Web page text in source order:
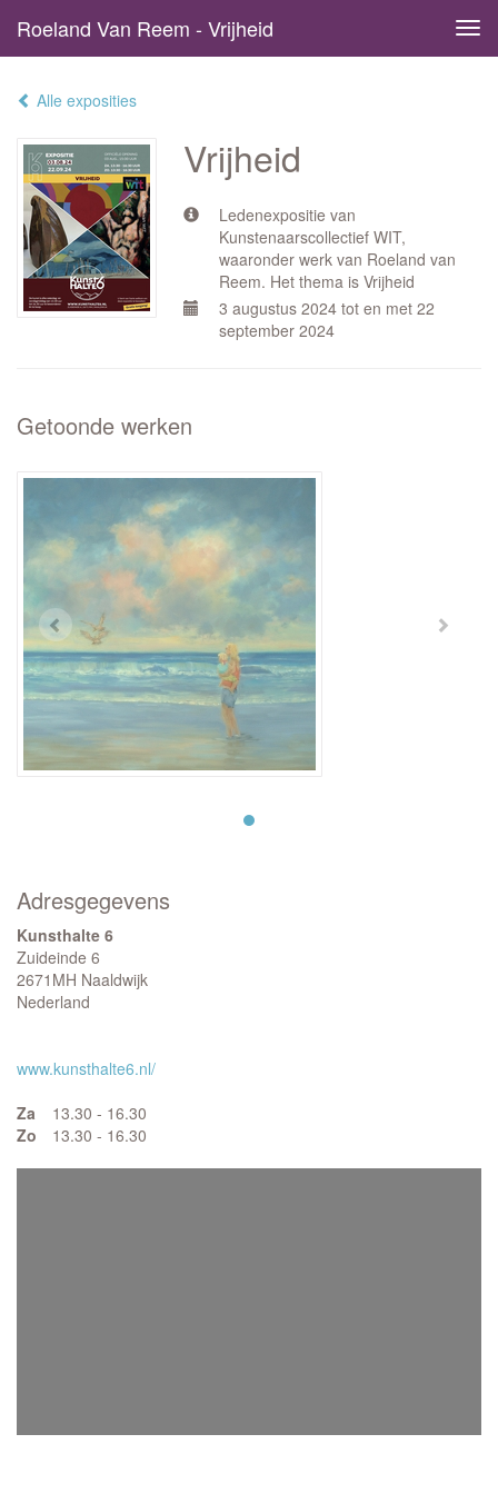
Roeland Van Reem - Vrijheid
Alle exposities
Vrijheid
Ledenexpositie van
Kunstenaarscollectief WIT,
waaronder werk van Roeland van
Reem. Het thema is Vrijheid
3 augustus 2024 tot en met 22
september 2024
Getoonde werken
Adresgegevens
Kunsthalte 6
Zuideinde 6
2671MH Naaldwijk
Nederland
www.kunsthalte6.nl/
Za
13.30 - 16.30
Zo
13.30 - 16.30